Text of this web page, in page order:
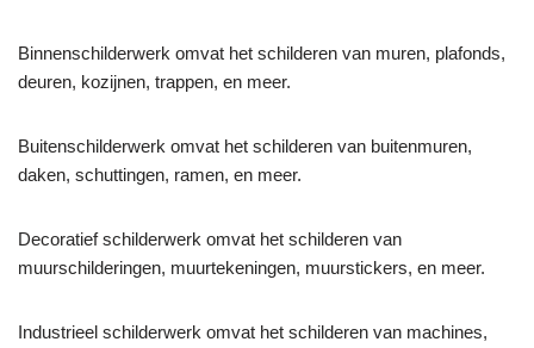
Binnenschilderwerk omvat het schilderen van muren, plafonds,
deuren, kozijnen, trappen, en meer.
Buitenschilderwerk omvat het schilderen van buitenmuren,
daken, schuttingen, ramen, en meer.
Decoratief schilderwerk omvat het schilderen van
muurschilderingen, muurtekeningen, muurstickers, en meer.
Industrieel schilderwerk omvat het schilderen van machines,